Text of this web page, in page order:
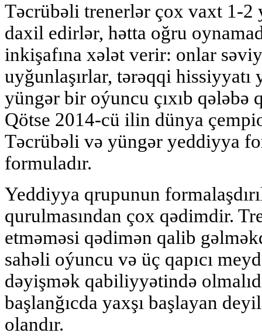
Təcrübəli trenerlər çox vaxt 1-2
daxil edirlər, hətta oğru
inkişafına xələt verir: onlar
uyğunlaşırlar, tərəqqi hissiyyatı
yüngər bir oýuncu çıxıb qələbə
Qötse 2014-cü ilin dünya
Təcrübəli və yüngər yeddiyya
formuladır.
Yeddiyya qrupunun
qurulmasından çox qədimdir.
etməməsi qədimən qalib
sahəli oýuncu və üç qapıcı
dəyişmək qabiliyyətində
başlanğıcda yaxşı başlayan
olandır.